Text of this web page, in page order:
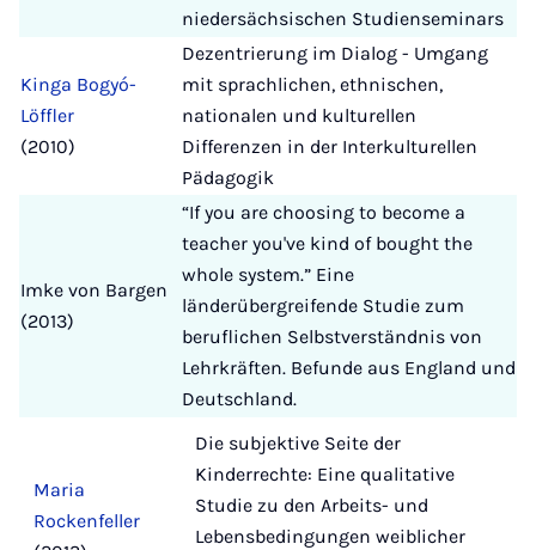
niedersächsischen Studienseminars
Kinga Bogyó-
Löffler
(2010)
Dezentrierung im Dialog - Umgang
mit sprachlichen, ethnischen,
nationalen und kulturellen
Differenzen in der Interkulturellen
Pädagogik
Imke von Bargen
(2013)
“If you are choosing to become a
teacher you've kind of bought the
whole system.” Eine
länderübergreifende Studie zum
beruflichen Selbstverständnis von
Lehrkräften. Befunde aus England und
Deutschland.
Maria
Rockenfeller
Die subjektive Seite der
Kinderrechte: Eine qualitative
Studie zu den Arbeits- und
Lebensbedingungen weiblicher